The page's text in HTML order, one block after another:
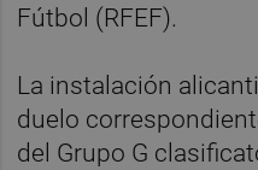
Fútbol (RFEF).
La instalación
duelo
del Grupo G